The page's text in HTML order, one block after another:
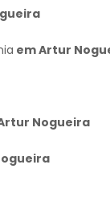
em Artur
Nogueira